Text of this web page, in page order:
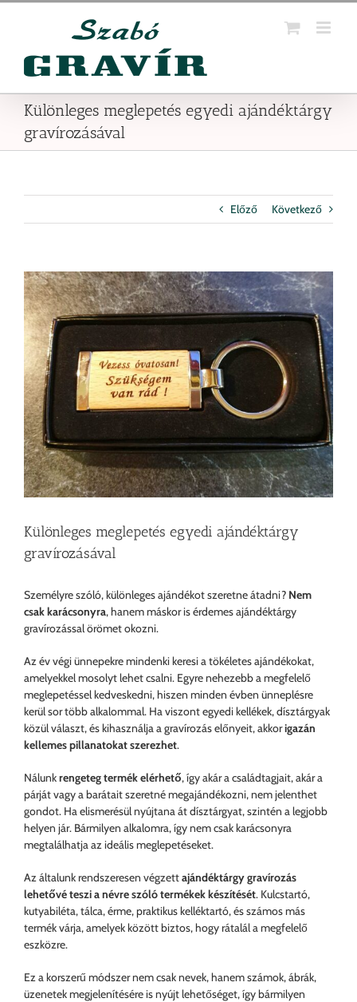
Kihagyás
Különleges meglepetés egyedi ajándéktárgy
gravírozásával
Előző Következő
View
Larger
Image
Különleges meglepetés egyedi ajándéktárgy
gravírozásával
Személyre szóló, különleges ajándékot szeretne átadni? Nem
csak karácsonyra, hanem máskor is érdemes ajándéktárgy
gravírozással örömet okozni.
Az év végi ünnepekre mindenki keresi a tökéletes ajándékokat,
amelyekkel mosolyt lehet csalni. Egyre nehezebb a megfelelő
meglepetéssel kedveskedni, hiszen minden évben ünneplésre
kerül sor több alkalommal. Ha viszont egyedi kellékek, dísztárgyak
közül választ, és kihasználja a gravírozás előnyeit, akkorigazán
kellemes pillanatokat szerezhet.
Nálunkrengeteg termék elérhető, így akár a családtagjait, akár a
párját vagy a barátait szeretné megajándékozni, nem jelenthet
gondot. Ha elismerésül nyújtana át dísztárgyat, szintén a legjobb
helyen jár. Bármilyen alkalomra, így nem csak karácsonyra
megtalálhatja az ideális meglepetéseket.
Az általunk rendszeresen végzettajándéktárgy gravírozás
lehetővé teszi a névre szóló termékek készítését. Kulcstartó,
kutyabiléta, tálca, érme, praktikus kelléktartó, és számos más
termék várja, amelyek között biztos, hogy rátalál a megfelelő
eszközre.
Ez a korszerű módszer nem csak nevek, hanem számok, ábrák,
üzenetek megjelenítésére is nyújt lehetőséget, így bármilyen